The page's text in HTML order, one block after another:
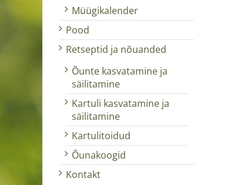
Müügikalender
Pood
Retseptid ja nõuanded
Õunte kasvatamine ja
säilitamine
Kartuli kasvatamine ja
säilitamine
Kartulitoidud
Õunakoogid
Kontakt